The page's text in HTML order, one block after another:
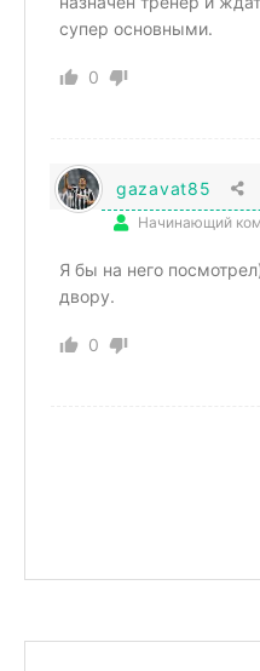
супер основными.
0
gazavat85
Начинающий
Я бы на него
двору.
0